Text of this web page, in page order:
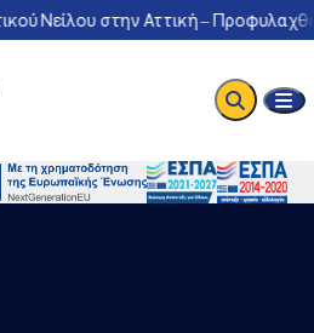
Νείλου στην Αττική –